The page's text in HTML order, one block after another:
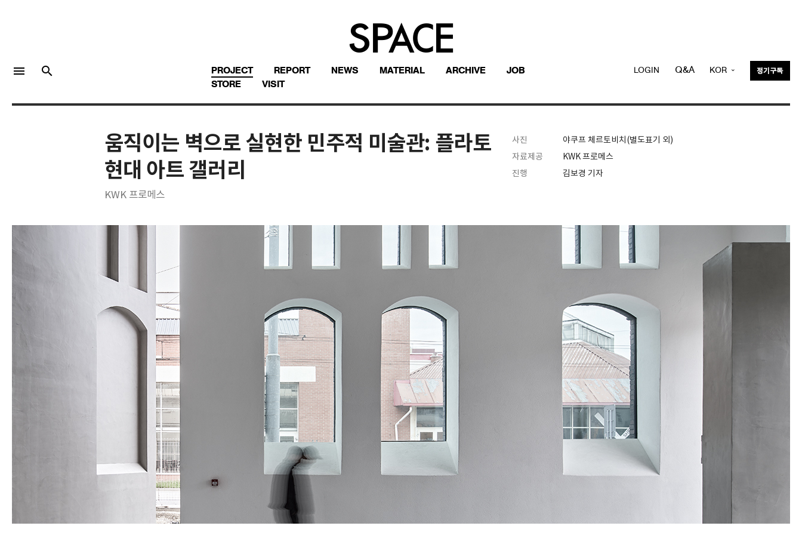
회원가입
Facebook 로그인
Twitter 로그인
menu search PROJECT REPORT NEWS MATERIAL ARCHIVE
JOB
STORE
VISIT
LOGIN Q&A KOR 정기구독
움직이는 벽으로 실현한 민주적 미술관: 플라토
현대 아트 갤러리
KWK 프로메스
사진
야쿠프 체르토비치(별도표기 외)
자료제공
KWK 프로메스
진행
김보경 기자